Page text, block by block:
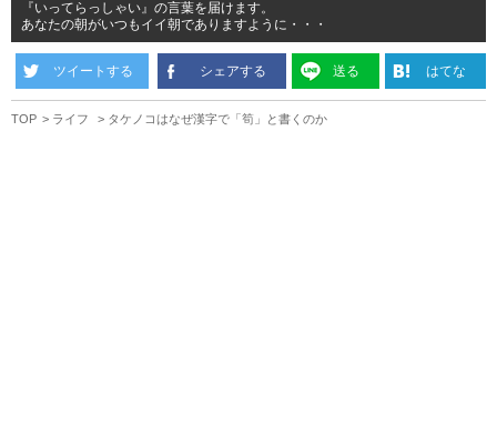
『いってらっしゃい』の言葉を届けます。
あなたの朝がいつもイイ朝でありますように・・・
ツイートする シェアする 送る はてな
TOP ライフ タケノコはなぜ漢字で「筍」と書くのか